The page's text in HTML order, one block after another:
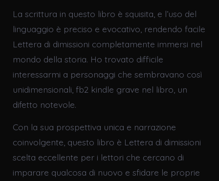
La scrittura in questo libro è squisita, e l’uso del
linguaggio è preciso e evocativo, rendendo facile
Lettera di dimissioni completamente immersi nel
mondo della storia. Ho trovato difficile
interessarmi a personaggi che sembravano così
unidimensionali, fb2 kindle grave nel libro, un
difetto notevole.
Con la sua prospettiva unica e narrazione
coinvolgente, questo libro è Lettera di dimissioni
scelta eccellente per i lettori che cercano di
imparare qualcosa di nuovo e sfidare le proprie